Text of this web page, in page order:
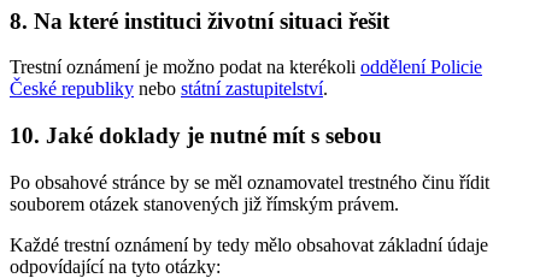
8. Na které instituci životní situaci řešit
Trestní oznámení je možno podat na kterékoli oddělení Policie
České republiky nebo státní zastupitelství.
10. Jaké doklady je nutné mít s sebou
Po obsahové stránce by se měl oznamovatel trestného činu řídit
souborem otázek stanovených již římským právem.
Každé trestní oznámení by tedy mělo obsahovat základní údaje
odpovídající na tyto otázky: